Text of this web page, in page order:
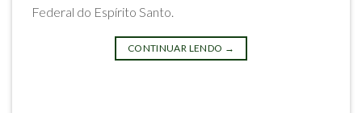
Federal do Espírito Santo.
CONTINUAR LENDO →